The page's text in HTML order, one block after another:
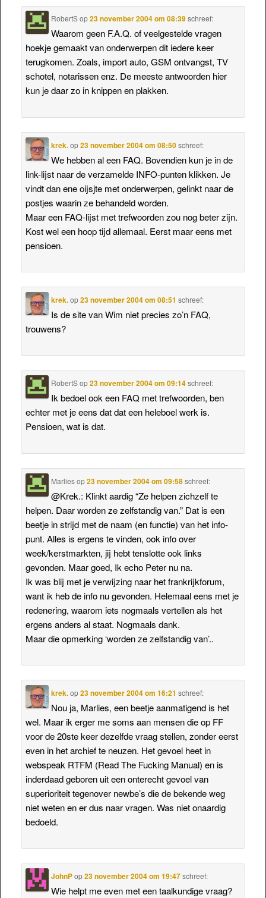
RobertSop23 november 2004 om 08:39 schreef:
Waarom geen F.A.Q. of veelgestelde vragen
hoekje gemaakt van onderwerpen dit iedere keer
terugkomen. Zoals, import auto, GSM ontvangst, TV
schotel, notarissen enz. De meeste antwoorden hier
kun je daar zo in knippen en plakken.
krek.op23 november 2004 om 08:50 schreef:
We hebben al een FAQ. Bovendien kun je in de
link-lijst naar de verzamelde INFO-punten klikken. Je
vindt dan ene oijsjte met onderwerpen, gelinkt naar de
postjes waarin ze behandeld worden.
Maar een FAQ-lijst met trefwoorden zou nog beter zijn.
Kost wel een hoop tijd allemaal. Eerst maar eens met
pensioen.
krek.op23 november 2004 om 08:51 schreef:
Is de site van Wim niet precies zo’n FAQ,
trouwens?
RobertSop23 november 2004 om 09:14 schreef:
Ik bedoel ook een FAQ met trefwoorden, ben
echter met je eens dat dat een heleboel werk is.
Pensioen, wat is dat.
Marliesop23 november 2004 om 09:58 schreef:
@Krek.: Klinkt aardig “Ze helpen zichzelf te
helpen. Daar worden ze zelfstandig van.” Dat is een
beetje in strijd met de naam (en functie) van het info-
punt. Alles is ergens te vinden, ook info over
week/kerstmarkten, jij hebt tenslotte ook links
gevonden. Maar goed, Ik echo Peter nu na.
Ik was blij met je verwijzing naar het frankrijkforum,
want ik heb de info nu gevonden. Helemaal eens met je
redenering, waarom iets nogmaals vertellen als het
ergens anders al staat. Nogmaals dank.
Maar die opmerking ‘worden ze zelfstandig van’..
krek.op23 november 2004 om 16:21 schreef:
Nou ja, Marlies, een beetje aanmatigend is het
wel. Maar ik erger me soms aan mensen die op FF
voor de 20ste keer dezelfde vraag stellen, zonder eerst
even in het archief te neuzen. Het gevoel heet in
webspeak RTFM (Read The Fucking Manual) en is
inderdaad geboren uit een onterecht gevoel van
superioriteit tegenover newbe’s die de bekende weg
niet weten en er dus naar vragen. Was niet onaardig
bedoeld.
JohnPop23 november 2004 om 19:47 schreef:
Wie helpt me even met een taalkundige vraag?